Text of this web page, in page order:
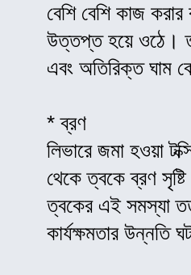
বেশি বেশি কাজ করার
উত্তপ্ত হয়ে ওঠে।
এবং অতিরিক্ত ঘাম
* ব্রণ
লিভারে জমা হওয়া
থেকে ত্বকে ব্রণ সৃষ্টি
ত্বকের এই সমস্যা
কার্যক্ষমতার উন্নতি